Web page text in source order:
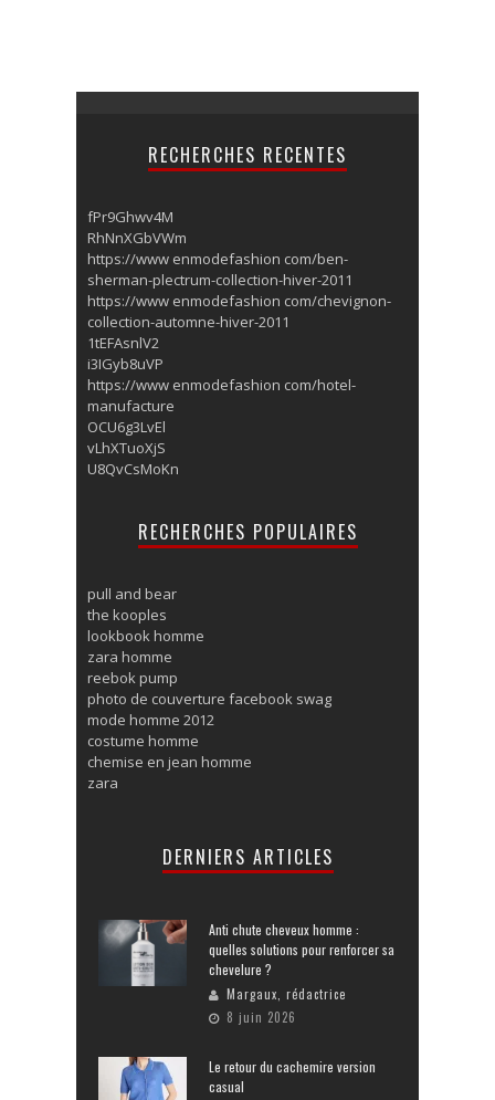
RECHERCHES RECENTES
fPr9Ghwv4M
RhNnXGbVWm
https://www enmodefashion com/ben-
sherman-plectrum-collection-hiver-2011
https://www enmodefashion com/chevignon-
collection-automne-hiver-2011
1tEFAsnlV2
i3IGyb8uVP
https://www enmodefashion com/hotel-
manufacture
OCU6g3LvEl
vLhXTuoXjS
U8QvCsMoKn
RECHERCHES POPULAIRES
pull and bear
the kooples
lookbook homme
zara homme
reebok pump
photo de couverture facebook swag
mode homme 2012
costume homme
chemise en jean homme
zara
DERNIERS ARTICLES
Anti chute cheveux homme :
quelles solutions pour renforcer sa
chevelure ?
Margaux, rédactrice
8 juin 2026
Le retour du cachemire version
casual